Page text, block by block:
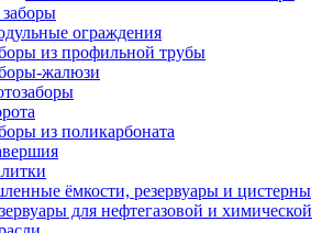
заборы
ограждения
из профильной трубы
жалюзи
из поликарбоната
ёмкости, резервуары и цистерны
для нефтегазовой и химической